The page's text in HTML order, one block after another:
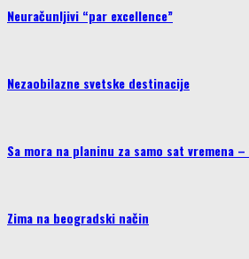
Neuračunljivi “par excellence”
Nezaobilazne svetske destinacije
Sa mora na planinu za samo sat vremena
Zima na beogradski način